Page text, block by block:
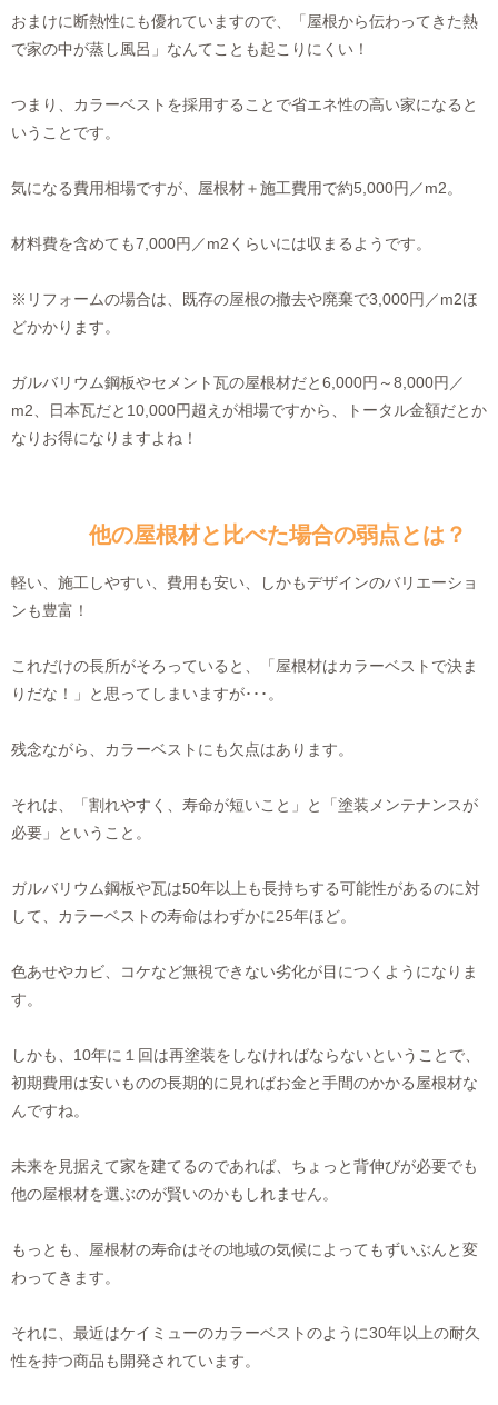
おまけに断熱性にも優れていますので、「屋根から伝わってきた熱
で家の中が蒸し風呂」なんてことも起こりにくい！
つまり、カラーベストを採用することで省エネ性の高い家になると
いうことです。
気になる費用相場ですが、屋根材＋施工費用で約5,000円／m2。
材料費を含めても7,000円／m2くらいには収まるようです。
※リフォームの場合は、既存の屋根の撤去や廃棄で3,000円／m2ほ
どかかります。
ガルバリウム鋼板やセメント瓦の屋根材だと6,000円～8,000円／
m2、日本瓦だと10,000円超えが相場ですから、トータル金額だとか
なりお得になりますよね！
他の屋根材と比べた場合の弱点とは？
軽い、施工しやすい、費用も安い、しかもデザインのバリエーショ
ンも豊富！
これだけの長所がそろっていると、「屋根材はカラーベストで決ま
りだな！」と思ってしまいますが･･･。
残念ながら、カラーベストにも欠点はあります。
それは、「割れやすく、寿命が短いこと」と「塗装メンテナンスが
必要」ということ。
ガルバリウム鋼板や瓦は50年以上も長持ちする可能性があるのに対
して、カラーベストの寿命はわずかに25年ほど。
色あせやカビ、コケなど無視できない劣化が目につくようになりま
す。
しかも、10年に１回は再塗装をしなければならないということで、
初期費用は安いものの長期的に見ればお金と手間のかかる屋根材な
んですね。
未来を見据えて家を建てるのであれば、ちょっと背伸びが必要でも
他の屋根材を選ぶのが賢いのかもしれません。
もっとも、屋根材の寿命はその地域の気候によってもずいぶんと変
わってきます。
それに、最近はケイミューのカラーベストのように30年以上の耐久
性を持つ商品も開発されています。